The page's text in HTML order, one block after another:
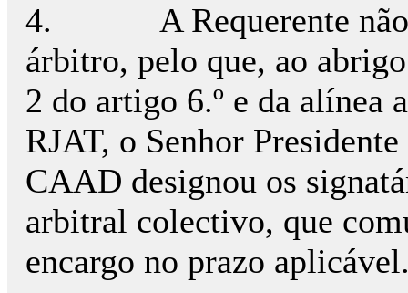
4.
A Requerente
árbitro, pelo que, ao
2 do artigo 6.º e da alínea
RJAT, o Senhor
CAAD designou os
arbitral colectivo, que
encargo no prazo